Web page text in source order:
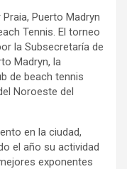
Puerto Madryn
Tennis. El torneo
la Subsecretaría de
Madryn, la
de beach tennis
Noroeste del
en la ciudad,
el año su actividad
exponentes